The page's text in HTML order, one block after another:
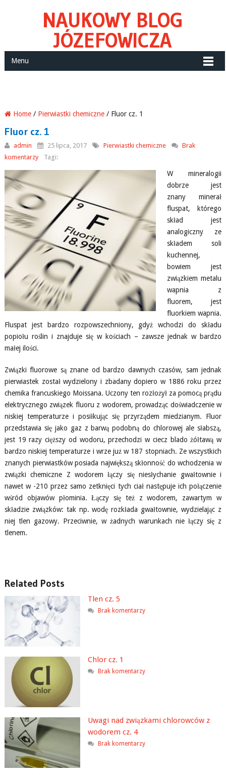
NAUKOWY BLOG
JÓZEFOWICZA
Menu
Home/ Pierwiastki chemiczne/ Fluor cz. 1
Fluor cz. 1
admin 25 lipca, 2017 Pierwiastki chemiczne
Brak
komentarzy
Tagi:
W mineralogii
dobrze jest
znany minerał
fluspat, którego
skład jest
analogiczny ze
składem soli
kuchennej,
bowiem jest
związkiem metalu
wapnia z
fluorem, jest
fluorkiem wapnia.
Fluspat jest bardzo rozpowszechniony, gdyż wchodzi do składu
popiołu roślin i znajduje się w kościach – zawsze jednak w bardzo
małej ilości.
Związki fluorowe są znane od bardzo dawnych czasów, sam jednak
pierwiastek został wydzielony i zbadany dopiero w 1886 roku przez
chemika francuskiego Moissana. Uczony ten rozłożył za pomocą prądu
elektrycznego związek fluoru z wodorem, prowadząc doświadczenie w
niskiej temperaturze i posiłkując się przyrządem miedzianym. Fluor
przedstawia się jako gaz z barwą podobną do chlorowej ale słabszą,
jest 19 razy cięższy od wodoru, przechodzi w ciecz blado żółtawą w
bardzo niskiej temperaturze i wrze już w 187 stopniach. Ze wszystkich
znanych pierwiastków posiada największą skłonność do wchodzenia w
związki chemiczne Z wodorem łączy się niesłychanie gwałtownie i
nawet w -210 przez samo zetknięci tych ciał następuje ich połączenie
wśród objawów płominia. Łączy się też z wodorem, zawartym w
składzie związków: tak np. wodę rozkłada gwałtownie, wydzielając z
niej tlen gazowy. Przeciwnie, w żadnych warunkach nie łączy się z
tlenem.
Related Posts
Tlen cz. 5
Brak komentarzy
Chlor cz. 1
Brak komentarzy
Uwagi nad związkami chlorowców z
wodorem cz. 4
Brak komentarzy